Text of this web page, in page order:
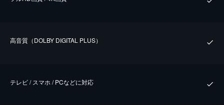
⾼⾳質（DOLBY DIGITAL PLUS）
テレビ / スマホ / PCなどに対応